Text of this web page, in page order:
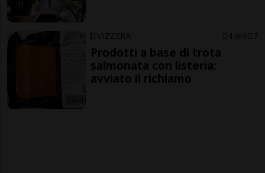
SVIZZERA 4 ore 7
Prodotti a base di trota
salmonata con listeria:
avviato il richiamo